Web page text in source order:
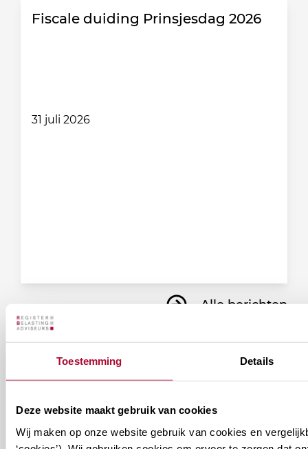
Toestemming Details
Deze website maakt gebruik van cookies
Wij maken op onze website gebruik van cookies en
Fiscale duiding Prinsjesdag 2026
31 juli 2026
Alle berichten
Ontvang informatie over de
vereniging en/of ons
onderwijsaanbod?